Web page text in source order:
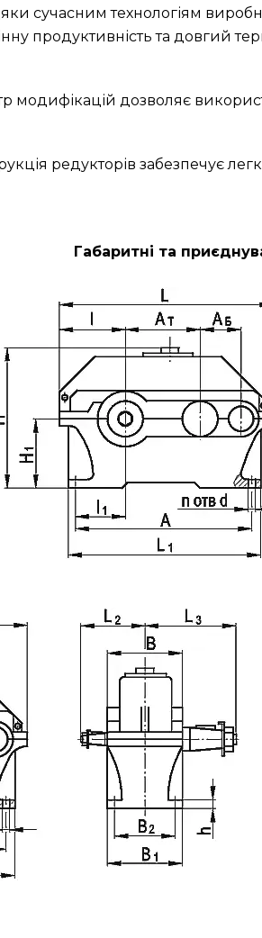
сучасним технологіям
продуктивність та довгий
модифікацій дозволяє
редукторів забезпечує
Габаритні та